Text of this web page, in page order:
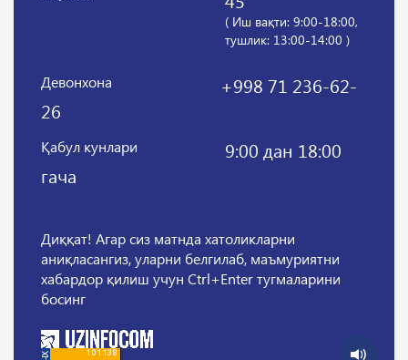
( Иш вақти: 9:00-18:00,
тушлик: 13:00-14:00 )
Девонхона
+998 71 236-62-
26
Қабул кунлари
9:00 дан 18:00
гача
Диққат! Агар сиз матнда хатоликларни
аниқласангиз, уларни белгилаб, маъмуриятни
хабардор қилиш учун Ctrl+Enter тугмаларини
босинг